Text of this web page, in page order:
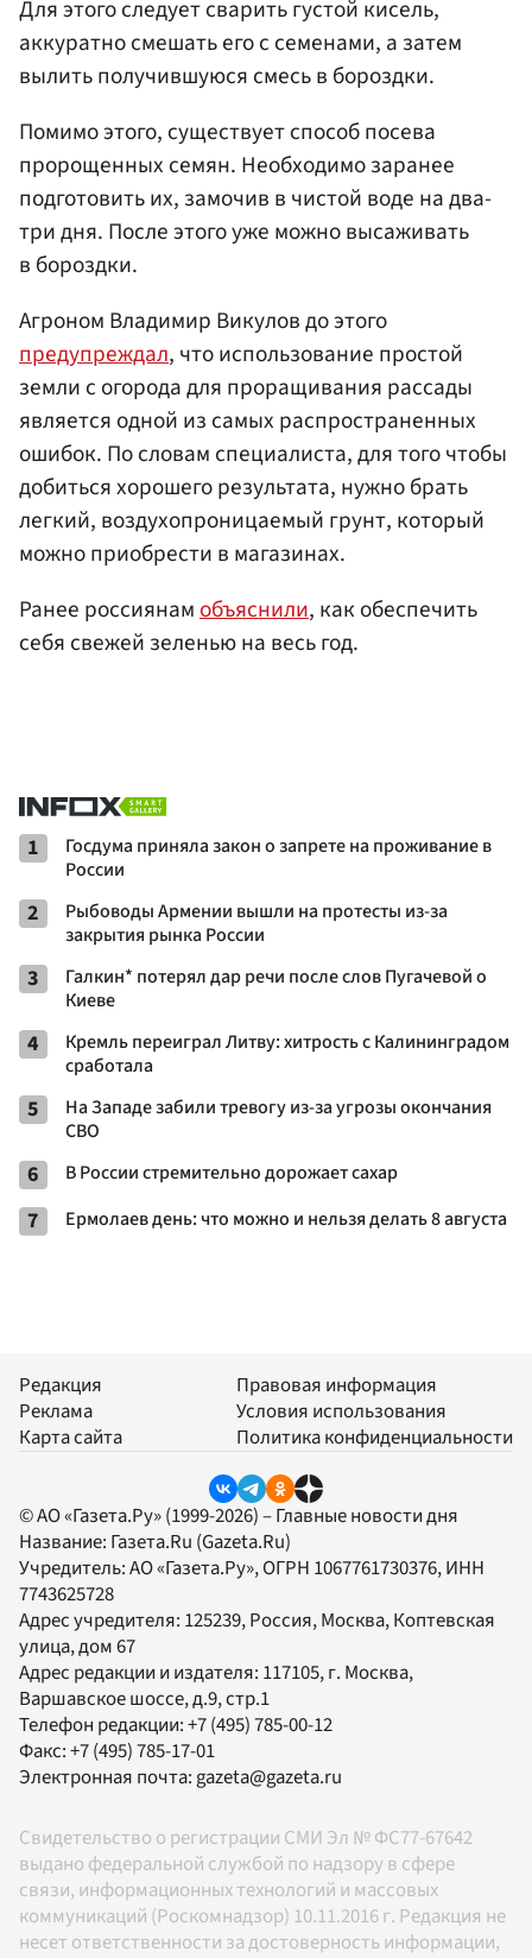
Для этого следует сварить густой кисель,
аккуратно смешать его с семенами, а затем
вылить получившуюся смесь в бороздки.
Помимо этого, существует способ посева
пророщенных семян. Необходимо заранее
подготовить их, замочив в чистой воде на два-
три дня. После этого уже можно высаживать
в бороздки.
Агроном Владимир Викулов до этого
предупреждал, что использование простой
земли с огорода для проращивания рассады
является одной из самых распространенных
ошибок. По словам специалиста, для того чтобы
добиться хорошего результата, нужно брать
легкий, воздухопроницаемый грунт, который
можно приобрести в магазинах.
Ранее россиянамобъяснили, как обеспечить
себя свежей зеленью на весь год.
1
Госдума приняла закон о запрете на проживание в
России
2
Рыбоводы Армении вышли на протесты из-за
закрытия рынка России
3
Галкин* потерял дар речи после слов Пугачевой о
Киеве
4
Кремль переиграл Литву: хитрость с Калининградом
сработала
5
На Западе забили тревогу из-за угрозы окончания
СВО
6 В России стремительно дорожает сахар
7 Ермолаев день: что можно и нельзя делать 8 августа
Редакция
Реклама
Карта сайта
Правовая информация
Условия использования
Политика конфиденциальности
© АО «Газета.Ру» (1999-2026) – Главные новости дня
Название: Газета.Ru (Gazeta.Ru)
Учредитель:АО «Газета.Ру», ОГРН 1067761730376, ИНН
7743625728
Адрес учредителя: 125239, Россия, Москва, Коптевская
улица, дом 67
Адрес редакции и издателя: 117105, г. Москва,
Варшавское шоссе, д.9, стр.1
Телефон редакции:+7 (495) 785-00-12
Факс:+7 (495) 785-17-01
Электронная почта: gazeta@gazeta.ru
Свидетельство о регистрации СМИ Эл № ФС77-67642
выдано федеральной службой по надзору в сфере
связи, информационных технологий и массовых
коммуникаций (Роскомнадзор) 10.11.2016 г. Редакция не
несет ответственности за достоверность информации,